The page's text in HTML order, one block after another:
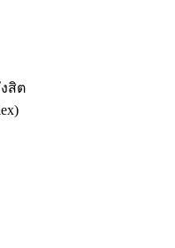
สิต